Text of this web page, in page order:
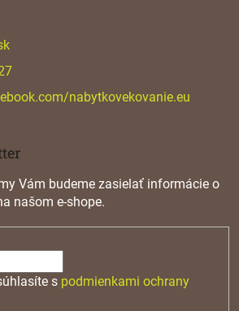
nabytkovekovanie.eu
Vám budeme zasielať informácie o
našom e-shope.
s podmienkami ochrany